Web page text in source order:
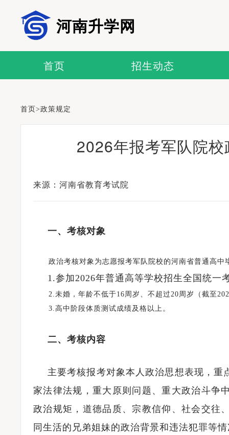
河南升学网
首页 招生动态
首页>政策规定
2026年报考军队院
来源：河南省教育考试院
一、考核对象
政治考核对象为志愿报考军队院校的河南省普通高中
1.参加2026年普通高等学校招生全国统一
2.未婚，年龄不低于16周岁、不超过20周岁（截至
3.高中阶段体质测试成绩及格以上。
二、考核内容
主要考核报考对象本人政治思想表现，
家法律法规，重大原则问题、重大政治斗争
政治规矩，道德品质、宗教信仰、社会交往
同生活的兄弟姐妹的政治背景和违法犯罪等